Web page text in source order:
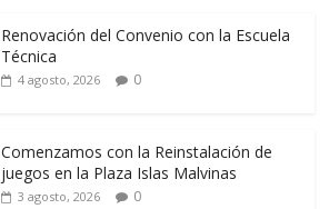
Renovación del Convenio con la Escuela
Técnica
4 agosto, 2026 0
Comenzamos con la Reinstalación de
juegos en la Plaza Islas Malvinas
3 agosto, 2026 0